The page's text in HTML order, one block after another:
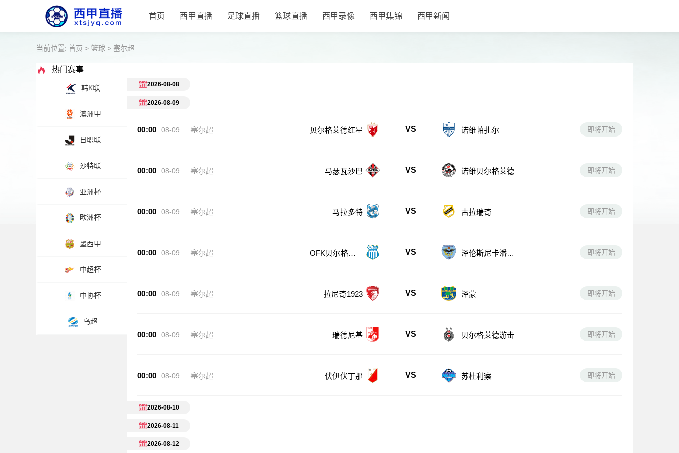
首页 西甲直播 足球直播 篮球直播 西甲录像 西甲集锦 西甲新闻
当前位置: 首页 > 篮球 > 塞尔超
热门赛事
韩K联
澳洲甲
日职联
沙特联
亚洲杯
欧洲杯
墨西甲
中超杯
中协杯
乌超
2026-08-08
2026-08-09
00:00 08-09 塞尔超 贝尔格莱德红星 VS 诺维帕扎尔 即将开始
00:00 08-09 塞尔超 马瑟瓦沙巴 VS 诺维贝尔格莱德 即将开始
00:00 08-09 塞尔超 马拉多特 VS 古拉瑞奇 即将开始
00:00 08-09 塞尔超
OFK贝尔格莱
VS
泽伦斯尼卡潘切
即将开始
00:00 08-09 塞尔超 拉尼奇1923 VS 泽蒙 即将开始
00:00 08-09 塞尔超 瑞德尼基 VS 贝尔格莱德游击 即将开始
00:00 08-09 塞尔超 伏伊伏丁那 VS 苏杜利察 即将开始
2026-08-10
2026-08-11
2026-08-12